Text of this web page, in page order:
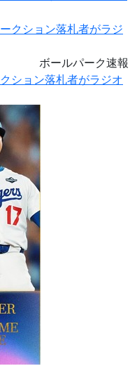
ボールパーク速報
ション落札者がラジオ